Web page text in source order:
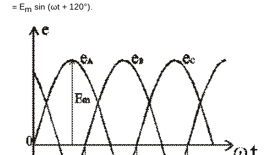
= Em sin (ωt + 120°).